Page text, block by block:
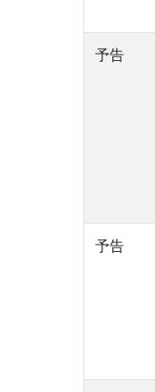
予告
予告